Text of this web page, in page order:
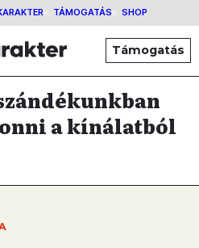
TÁMOGATÁS SHOP
Támogatás
a kínálatból